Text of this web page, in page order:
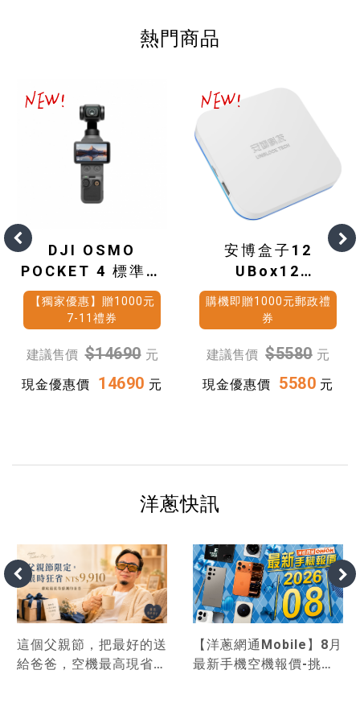
熱門商品
DJI OSMO
POCKET 4 標準套
裝
【獨家優惠】贈1000元
7-11禮券
建議售價 $14690 元
現金優惠價
14690 元
安博盒子12
UBox12
(4G+64G)
購機即贈1000元郵政禮
券
建議售價 $5580 元
現金優惠價
5580 元
洋蔥快訊
這個父親節，把最好的送
給爸爸，空機最高現省
【洋蔥網通Mobile】8月
最新手機空機報價-挑戰